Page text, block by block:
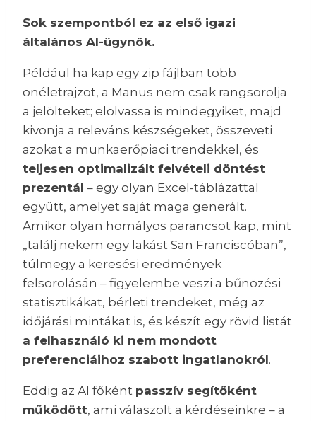
Sok szempontból ez az első igazi
általános AI-ügynök.
Például ha kap egy zip fájlban több
önéletrajzot, a Manus nem csak rangsorolja
a jelölteket; elolvassa is mindegyiket, majd
kivonja a releváns készségeket, összeveti
azokat a munkaerőpiaci trendekkel, és
teljesen optimalizált felvételi döntést
prezentál – egy olyan Excel-táblázattal
együtt, amelyet saját maga generált.
Amikor olyan homályos parancsot kap, mint
„találj nekem egy lakást San Franciscóban”,
túlmegy a keresési eredmények
felsorolásán – figyelembe veszi a bűnözési
statisztikákat, bérleti trendeket, még az
időjárási mintákat is, és készít egy rövid listát
a felhasználó ki nem mondott
preferenciáihoz szabott ingatlanokról.
Eddig az AI főként passzív segítőként
működött, ami válaszolt a kérdéseinkre – a